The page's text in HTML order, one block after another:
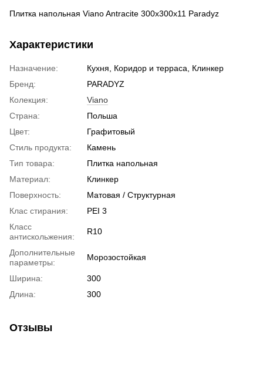
Плитка напольная Viano Antracite 300x300x11 Paradyz
Характеристики
Назначение:
Кухня, Коридор и терраса, Клинкер
Бренд:
PARADYZ
Колекция:
Viano
Страна:
Польша
Цвет:
Графитовый
Стиль продукта:
Камень
Тип товара:
Плитка напольная
Материал:
Клинкер
Поверхность:
Матовая / Структурная
Клас стирания:
PEI 3
Класс
антискольжения:
R10
Дополнительные
параметры:
Морозостойкая
Ширина:
300
Длина:
300
Отзывы